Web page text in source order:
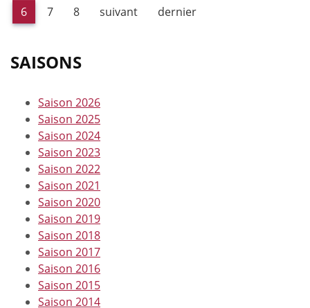
6
7 8 suivant dernier
SAISONS
Saison 2026
Saison 2025
Saison 2024
Saison 2023
Saison 2022
Saison 2021
Saison 2020
Saison 2019
Saison 2018
Saison 2017
Saison 2016
Saison 2015
Saison 2014